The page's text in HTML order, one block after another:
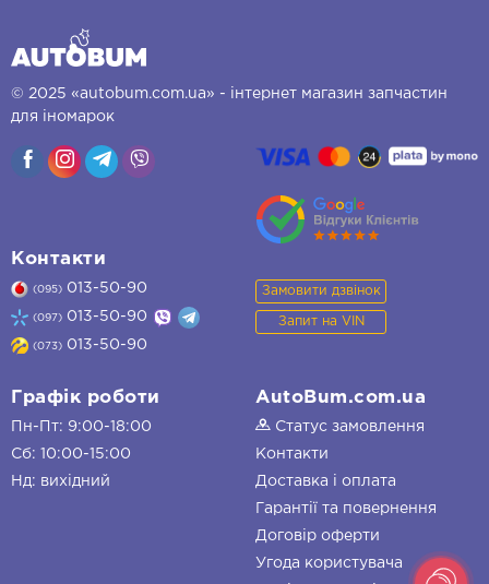
© 2025 «autobum.com.ua» - інтернет магазин запчастин
для іномарок
Контакти
(095) 013-50-90
(097) 013-50-90
(073) 013-50-90
Замовити дзвінок
Запит на VIN
Графік роботи
Пн-Пт: 9:00-18:00
Сб: 10:00-15:00
Нд: вихідний
AutoBum.com.ua
Статус замовлення
Контакти
Доставка і оплата
Гарантії та повернення
Договір оферти
Угода користувача